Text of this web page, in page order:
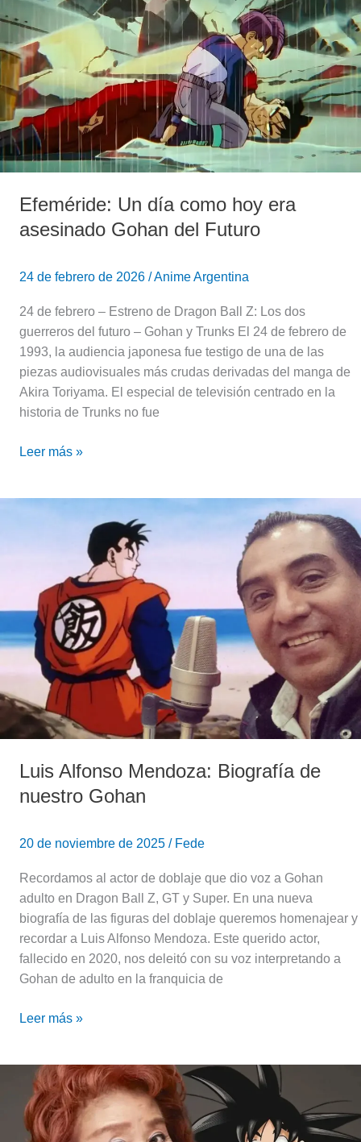
Efeméride: Un día como hoy era
asesinado Gohan del Futuro
24 de febrero de 2026 /Anime Argentina
24 de febrero – Estreno de Dragon Ball Z: Los dos
guerreros del futuro – Gohan y Trunks El 24 de febrero de
1993, la audiencia japonesa fue testigo de una de las
piezas audiovisuales más crudas derivadas del manga de
Akira Toriyama. El especial de televisión centrado en la
historia de Trunks no fue
como
hoy
era
asesinado
Gohan
del
Futuro
Leer más »
Luis Alfonso Mendoza: Biografía de
nuestro Gohan
20 de noviembre de 2025 / Fede
Recordamos al actor de doblaje que dio voz a Gohan
adulto en Dragon Ball Z, GT y Super. En una nueva
biografía de las figuras del doblaje queremos homenajear y
recordar a Luis Alfonso Mendoza. Este querido actor,
fallecido en 2020, nos deleitó con su voz interpretando a
Gohan de adulto en la franquicia de
Luis
nuestro
Gohan
Leer más »
Hoy
es
el
cumpleaños